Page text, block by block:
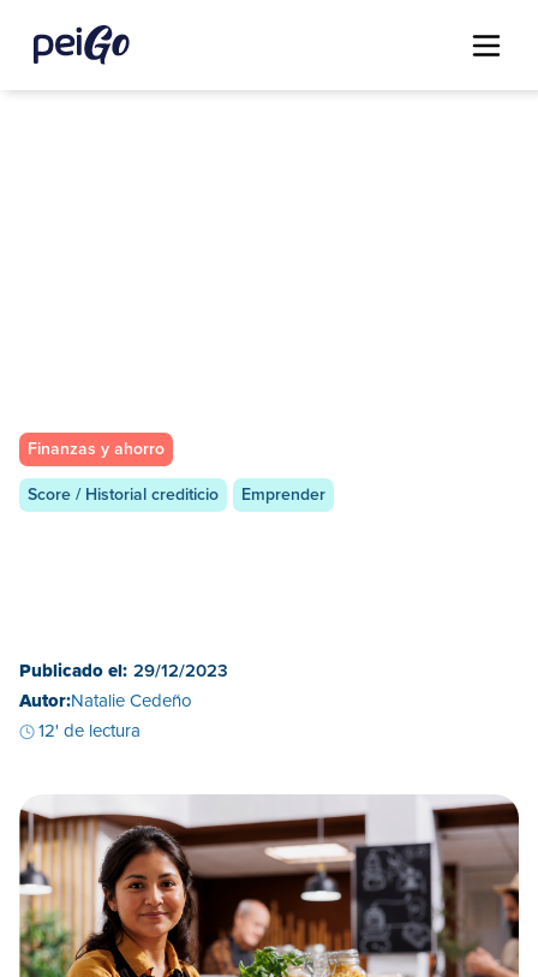
Finanzas y ahorro
Score / Historial crediticio Emprender
Publicado el: 29/12/2023
Autor:Natalie Cedeño
12' de lectura